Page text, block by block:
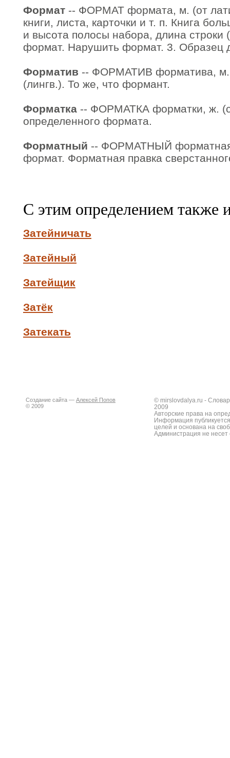
Формат -- ФОРМАТ формата, м. (от
книги, листа, карточки и т. п. Книга
и высота полосы набора, длина строки
формат. Нарушить формат. 3. Образец
Форматив -- ФОРМАТИВ форматива, м.
(лингв.). То же, что формант.
Форматка -- ФОРМАТКА форматки, ж.
определенного формата.
Форматный -- ФОРМАТНЫЙ
формат. Форматная правка
С этим определением также
Затейничать
Затейный
Затейщик
Затёк
Затекать
Создание сайта — Алексей Попов
© 2009
© mirslovdalya.ru -
2009
Авторские права на
Информация
целей и основана на
Администрация не несет